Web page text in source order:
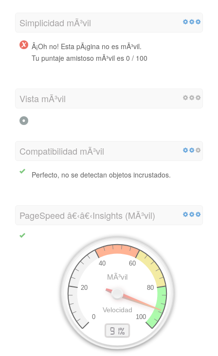
Simplicidad mÃ³vil
Â¡Oh no! Esta pÃ¡gina no es mÃ³vil.
Tu puntaje amistoso mÃ³vil es 0 / 100
Vista mÃ³vil
Compatibilidad mÃ³vil
Perfecto, no se detectan objetos incrustados.
PageSpeed â€‹â€‹Insights (MÃ³vil)